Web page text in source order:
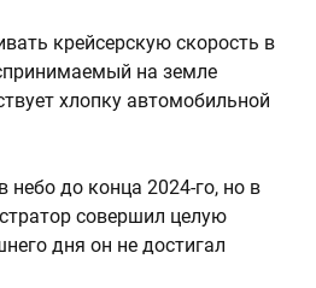
крейсерскую скорость в
на земле
хлопку автомобильной
небо до конца 2024-го, но в
совершил целую
дня он не достигал